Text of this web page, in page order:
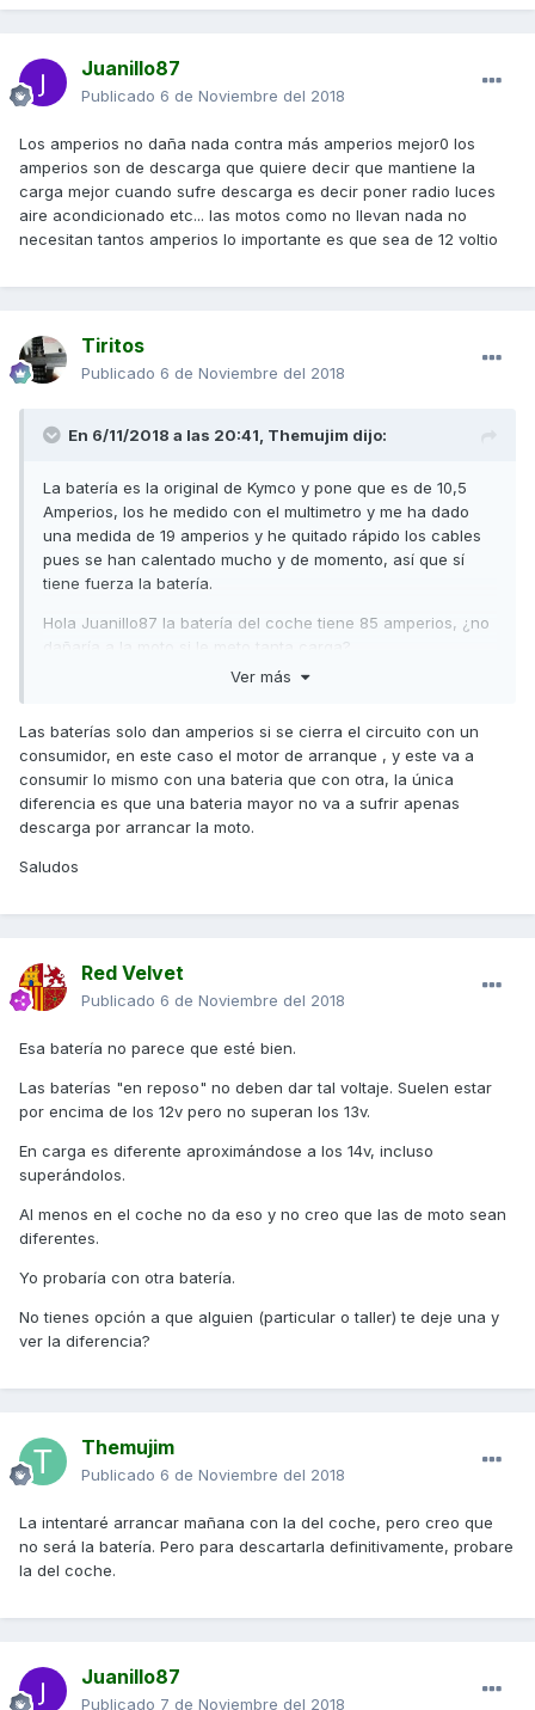
Juanillo87
Publicado 6 de Noviembre del 2018
Los amperios no daña nada contra más amperios mejor0 los
amperios son de descarga que quiere decir que mantiene la
carga mejor cuando sufre descarga es decir poner radio luces
aire acondicionado etc... las motos como no llevan nada no
necesitan tantos amperios lo importante es que sea de 12 voltio
Tiritos
Publicado 6 de Noviembre del 2018
En 6/11/2018 a las 20:41, Themujim dijo:
La batería es la original de Kymco y pone que es de 10,5
Amperios, los he medido con el multimetro y me ha dado
una medida de 19 amperios y he quitado rápido los cables
pues se han calentado mucho y de momento, así que sí
tiene fuerza la batería.
Hola Juanillo87 la batería del coche tiene 85 amperios, ¿no
dañaría a la moto si le meto tanta carga?
Ver más
Las baterías solo dan amperios si se cierra el circuito con un
consumidor, en este caso el motor de arranque , y este va a
consumir lo mismo con una bateria que con otra, la única
diferencia es que una bateria mayor no va a sufrir apenas
descarga por arrancar la moto.
Saludos
Red Velvet
Publicado 6 de Noviembre del 2018
Esa batería no parece que esté bien.
Las baterías "en reposo" no deben dar tal voltaje. Suelen estar
por encima de los 12v pero no superan los 13v.
En carga es diferente aproximándose a los 14v, incluso
superándolos.
Al menos en el coche no da eso y no creo que las de moto sean
diferentes.
Yo probaría con otra batería.
No tienes opción a que alguien (particular o taller) te deje una y
ver la diferencia?
Themujim
Publicado 6 de Noviembre del 2018
La intentaré arrancar mañana con la del coche, pero creo que
no será la batería. Pero para descartarla definitivamente, probare
la del coche.
Juanillo87
Publicado 7 de Noviembre del 2018